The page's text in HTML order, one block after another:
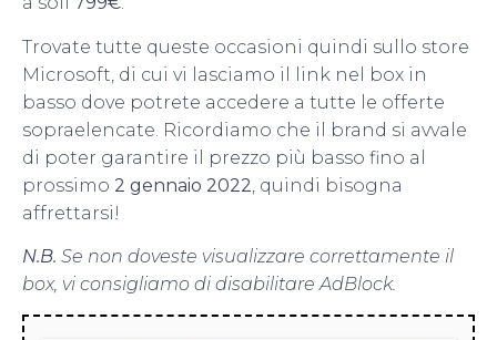
Trovate tutte queste occasioni quindi sullo store
Microsoft, di cui vi lasciamo il link nel box in
basso dove potrete accedere a tutte le offerte
sopraelencate. Ricordiamo che il brand si avvale
di poter garantire il prezzo più basso fino al
prossimo 2 gennaio 2022 , quindi bisogna
affrettarsi!
N.B. Se non doveste visualizzare correttamente il
box, vi consigliamo di disabilitare AdBlock.